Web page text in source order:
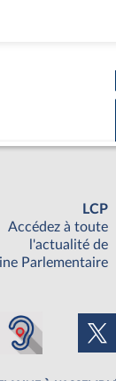
LCP
Accédez à toute
l'actualité de
Parlementaire